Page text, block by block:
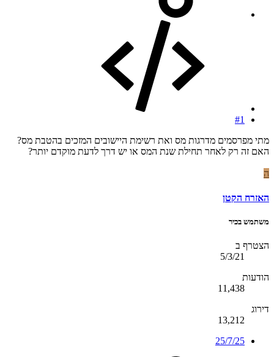
#1
מתי מפרסמים מדרגות מס ואת רשימת היישובים המזכים בהטבת מס?
האם זה רק לאחר תחילת שנת המס או יש דרך לדעת מוקדם יותר?
ה
האזרח הקטן
משתמש בכיר
הצטרף ב
5/3/21
הודעות
11,438
דירוג
13,212
25/7/25